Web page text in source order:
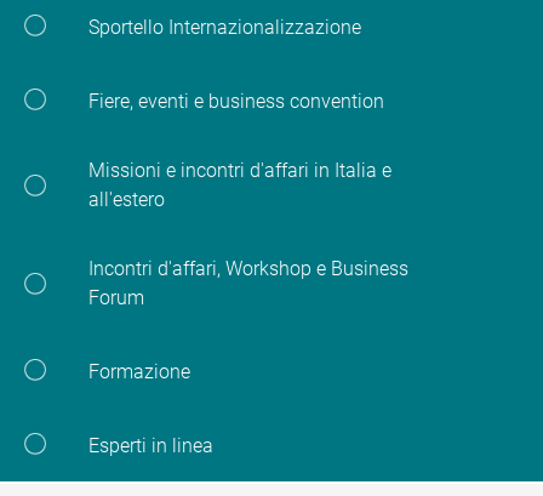
Sportello Internazionalizzazione
Fiere, eventi e business convention
Missioni e incontri d'affari in Italia e
all'estero
Incontri d'affari, Workshop e Business
Forum
Formazione
Esperti in linea